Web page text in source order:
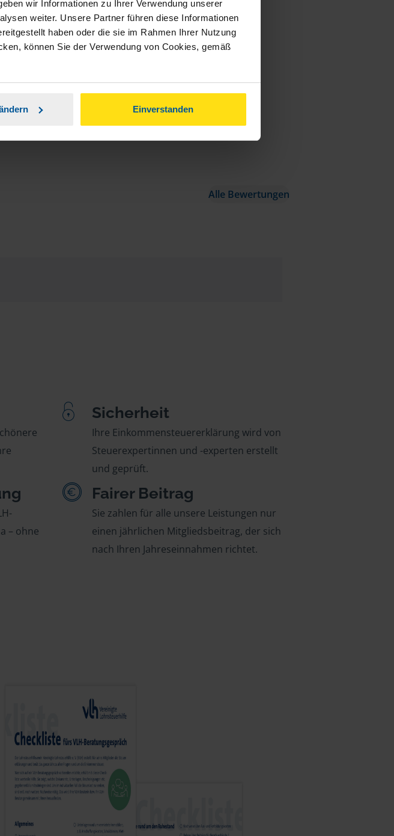
wir Informationen zu Ihrer Verwendung unserer
weiter. Unsere Partner führen diese Informationen
haben oder die sie im Rahmen Ihrer Nutzung
können Sie der Verwendung von Cookies, gemäß
Einverstanden
Alle Bewertungen
Sicherheit
Ihre Einkommensteuererklärung wird von
Steuerexpertinnen und -experten erstellt
und geprüft.
– ohne
Fairer Beitrag
Sie zahlen für alle unsere Leistungen nur
einen jährlichen Mitgliedsbeitrag, der sich
nach Ihren Jahreseinnahmen richtet.